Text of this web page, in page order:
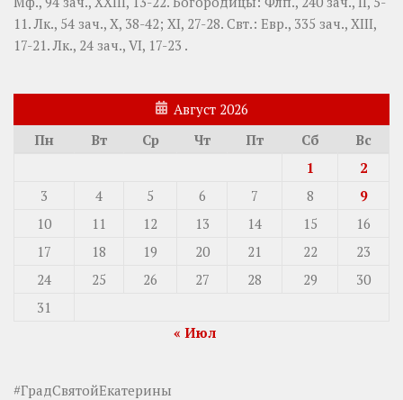
11. Лк., 54 зач., X, 38-42; XI, 27-28. Свт.: Евр., 335 зач., XIII,
17-21. Лк., 24 зач., VI, 17-23 .
Август 2026
Пн
Вт Ср Чт Пт Сб
Вс
1
2
3
4 5 6 7 8
9
10
11 12 13 14 15
16
17
18 19 20 21 22
23
24
25 26 27 28 29
30
31
« Июл
#ГрадСвятойЕкатерины